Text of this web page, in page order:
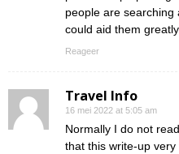
people are searching
could aid them
Reageer
Travel Info
16 mei 2022 at 5:05 am
Normally I do not
that this write-up